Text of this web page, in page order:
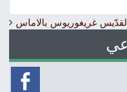
غريغوريوس بالاماس